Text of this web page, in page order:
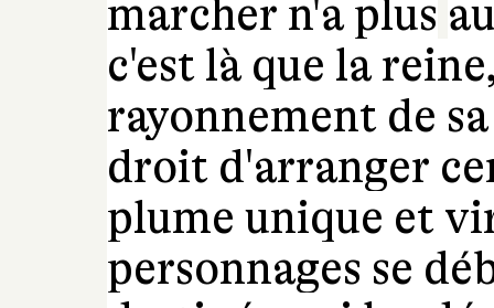
marcher n'a plus
c'est là que la
rayonnement de
droit d'arranger
plume unique et
personnages se